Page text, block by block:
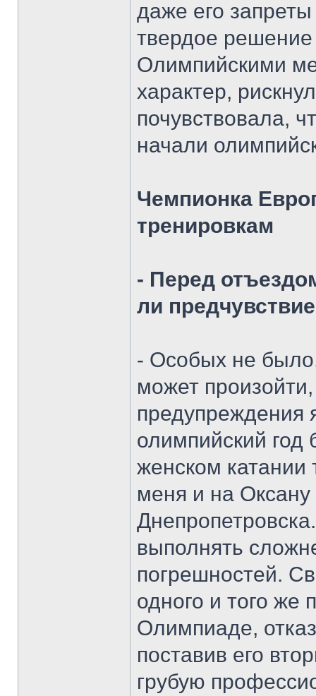
даже его
твердое
Олимпийскими
характер,
почувствовала,
начали
Чемпионка
тренировкам
- Перед
ли
- Особых не
может
предупреждения
олимпийский год
женском катании
меня и на
выполнять
погрешностей.
одного и того
Олимпиаде,
поставив его
грубую